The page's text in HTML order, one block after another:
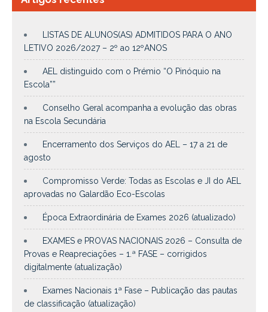
LISTAS DE ALUNOS(AS) ADMITIDOS PARA O ANO
LETIVO 2026/2027 – 2º ao 12ºANOS
AEL distinguido com o Prémio “O Pinóquio na
Escola””
Conselho Geral acompanha a evolução das obras
na Escola Secundária
Encerramento dos Serviços do AEL – 17 a 21 de
agosto
Compromisso Verde: Todas as Escolas e JI do AEL
aprovadas no Galardão Eco-Escolas
Época Extraordinária de Exames 2026 (atualizado)
EXAMES e PROVAS NACIONAIS 2026 – Consulta de
Provas e Reapreciações – 1.ª FASE – corrigidos
digitalmente (atualização)
Exames Nacionais 1ª Fase – Publicação das pautas
de classificação (atualização)